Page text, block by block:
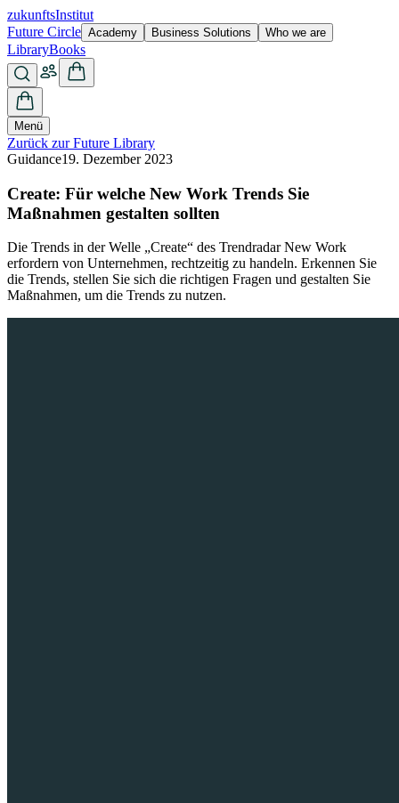
zukunftsInstitut
Future Circle Academy Business Solutions Who we are
LibraryBooks
Menü
Zurück zur Future Library
Guidance19. Dezember 2023
Create: Für welche New Work Trends Sie
Maßnahmen gestalten sollten
Die Trends in der Welle „Create“ des Trendradar New Work
erfordern von Unternehmen, rechtzeitig zu handeln. Erkennen Sie
die Trends, stellen Sie sich die richtigen Fragen und gestalten Sie
Maßnahmen, um die Trends zu nutzen.